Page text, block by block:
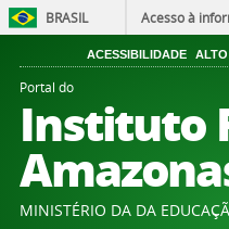
BRASIL Acesso à
ACESSIBILIDADE
Portal do
Instituto
MINISTÉRIO DA DA